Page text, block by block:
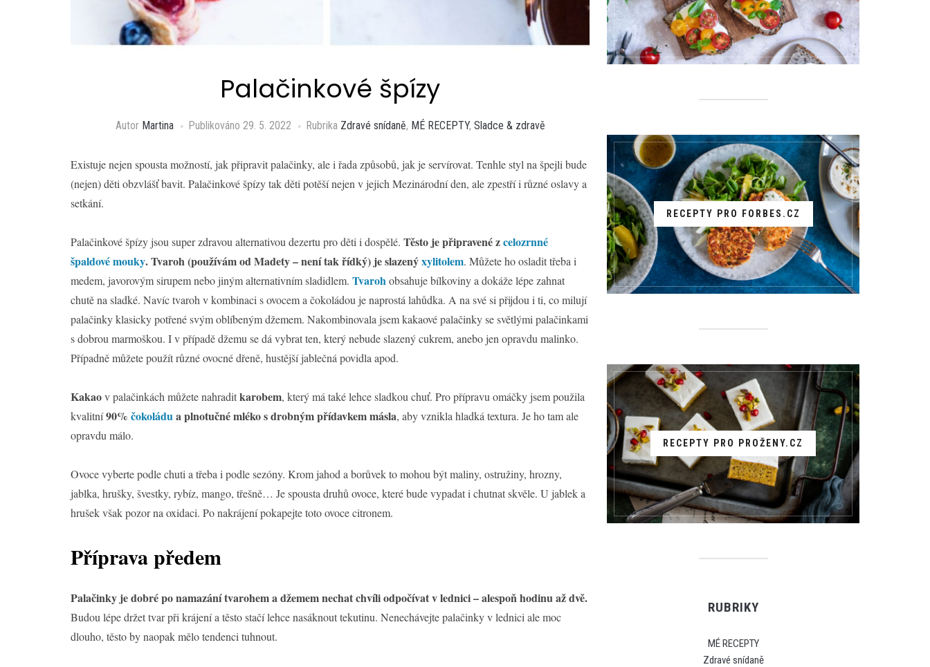
Palačinkové špízy
Autor Martina Publikováno 29. 5. 2022 Rubrika Zdravé snídaně, MÉ RECEPTY, Sladce & zdravě
Existuje nejen spousta možností, jak připravit palačinky, ale i řada způsobů, jak je servírovat. Tenhle styl na špejli bude
(nejen) děti obzvlášť bavit. Palačinkové špízy tak děti potěší nejen v jejich Mezinárodní den, ale zpestří i různé oslavy a
setkání.
Palačinkové špízy jsou super zdravou alternativou dezertu pro děti i dospělé. Těsto je připravené zcelozrnné
špaldové mouky. Tvaroh (používám od Madety – není tak řídký) je slazenýxylitolem. Můžete ho osladit třeba i
medem, javorovým sirupem nebo jiným alternativním sladidlem. Tvarohobsahuje bílkoviny a dokáže lépe zahnat
chutě na sladké. Navíc tvaroh v kombinaci s ovocem a čokoládou je naprostá lahůdka. A na své si přijdou i ti, co milují
palačinky klasicky potřené svým oblíbeným džemem. Nakombinovala jsem kakaové palačinky se světlými palačinkami
s dobrou marmoškou. I v případě džemu se dá vybrat ten, který nebude slazený cukrem, anebo jen opravdu malinko.
Případně můžete použít různé ovocné dřeně, hustější jablečná povidla apod.
Kakaov palačinkách můžete nahraditkarobem, který má také lehce sladkou chuť. Pro přípravu omáčky jsem použila
kvalitní90% čokoládua plnotučné mléko s drobným přídavkem másla, aby vznikla hladká textura. Je ho tam ale
opravdu málo.
Ovoce vyberte podle chuti a třeba i podle sezóny. Krom jahod a borůvek to mohou být maliny, ostružiny, hrozny,
jablka, hrušky, švestky, rybíz, mango, třešně… Je spousta druhů ovoce, které bude vypadat i chutnat skvěle. U jablek a
hrušek však pozor na oxidaci. Po nakrájení pokapejte toto ovoce citronem.
Příprava předem
Palačinky je dobré po namazání tvarohem a džemem nechat chvíli odpočívat v lednici – alespoň hodinu až dvě.
Budou lépe držet tvar při krájení a těsto stačí lehce nasáknout tekutinu. Nenechávejte palačinky v lednici ale moc
dlouho, těsto by naopak mělo tendenci tuhnout.
RECEPTY PRO FORBES.CZ
RECEPTY PRO PROŽENY.CZ
RUBRIKY
MÉ RECEPTY
Zdravé snídaně